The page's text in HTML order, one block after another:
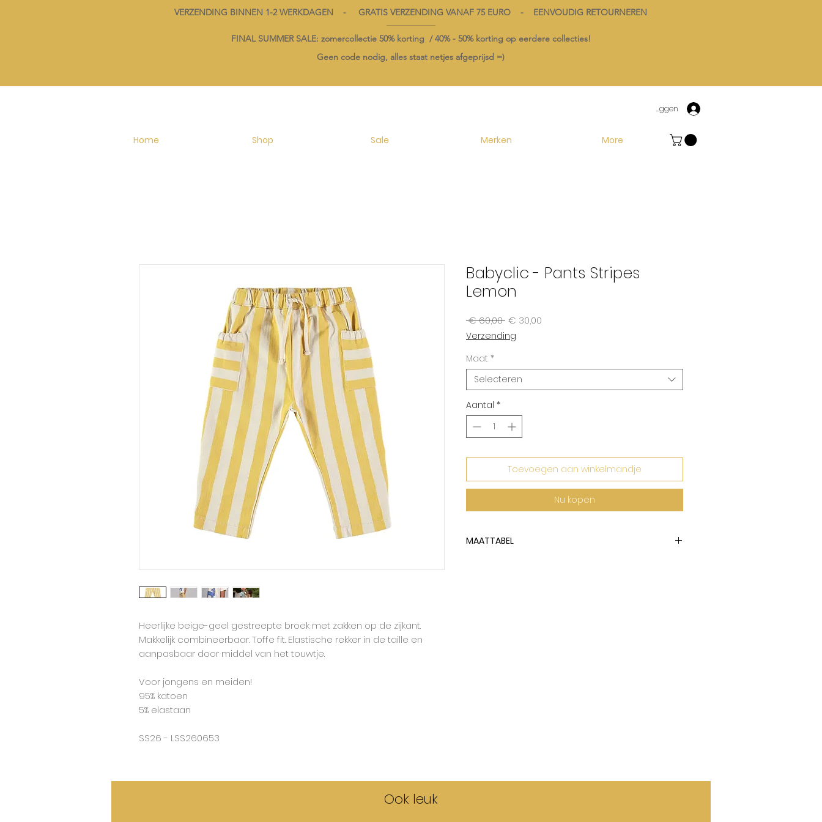
VERZENDING BINNEN 1-2 WERKDAGEN - GRATIS VERZENDING VANAF 75 EURO - EENVOUDIG RETOURNEREN
----------------------------------------
FINAL SUMMER SALE: zomercollectie 50% korting /40% - 50% korting op eerdere collecties!
Geen code nodig, alles staat netjes afgeprijsd =)
Inloggen
Home Shop Sale Merken More
Heerlijke beige-geel gestreepte broek met zakken op de zijkant.
Makkelijk combineerbaar. Toffe fit. Elastische rekker in de taille en
aanpasbaar door middel van het touwtje.
Voor jongens en meiden!
95% katoen
5% elastaan
SS26 - LSS260653
Babyclic - Pants Stripes
Lemon
€ 60,00 Normale
€ 30,00
Verzending
Maat *
Selecteren
Aantal *
Toevoegen aan winkelmandje
Nu kopen
MAATTABEL
Ook leuk